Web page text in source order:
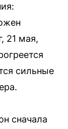
21 мая,
сильные
сначала